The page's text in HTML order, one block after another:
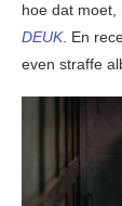
hoe dat moet,
DEUK. En
even straffe